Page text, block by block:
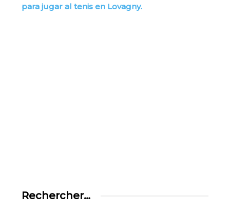
para jugar al tenis en Lovagny.
Rechercher…